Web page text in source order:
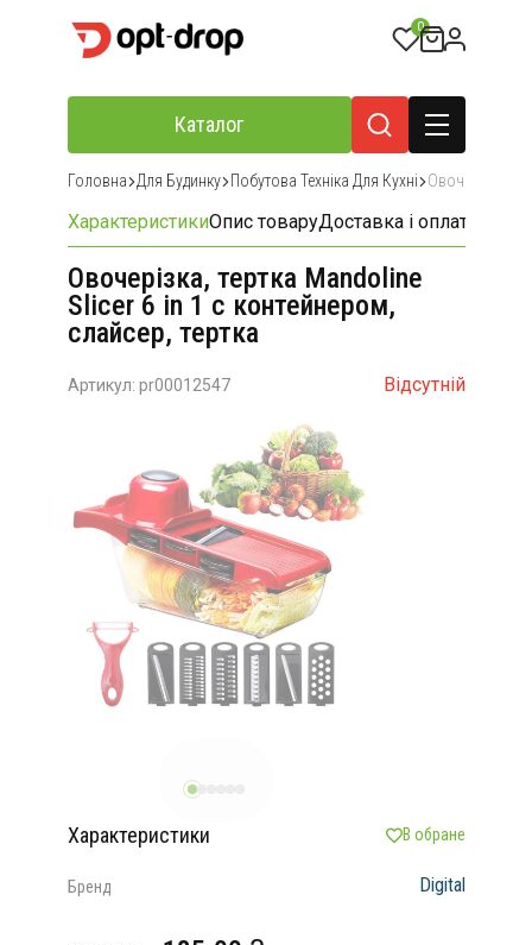
0
Каталог
Головна Для Будинку Побутова Техніка Для Кухні Овочерізки,
ХарактеристикиОпис товаруДоставка і оплата
Овочерізка, тертка Mandoline
Slicer 6 in 1 c контейнером,
слайсер, тертка
Артикул: pr00012547 Відсутній
Характеристики В обране
Бренд Digital